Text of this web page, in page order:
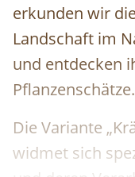
erkunden wir
Landschaft im
und entdecken
Pflanzenschätze.
Die Variante
widmet sich